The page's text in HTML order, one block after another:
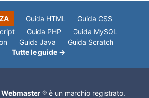
Guida HTML
Guida CSS
Guida PHP
Guida MySQL
Guida Java
Guida Scratch
Tutte le guide →
Webmaster ® è un marchio registrato.